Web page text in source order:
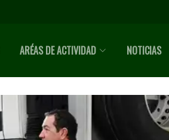
ARÉAS DE ACTIVIDAD NOTICIAS